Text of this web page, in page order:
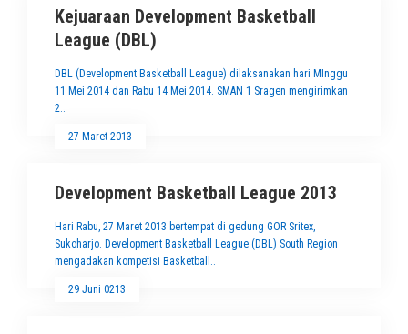
Kejuaraan Development Basketball
League (DBL)
DBL (Development Basketball League) dilaksanakan hari MInggu
11 Mei 2014 dan Rabu 14 Mei 2014. SMAN 1 Sragen mengirimkan
2..
27 Maret 2013
Development Basketball League 2013
Hari Rabu, 27 Maret 2013 bertempat di gedung GOR Sritex,
Sukoharjo. Development Basketball League (DBL) South Region
mengadakan kompetisi Basketball..
29 Juni 0213